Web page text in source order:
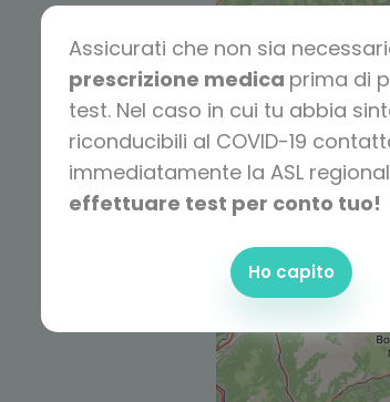
Assicurati che non sia
prescrizione medica prima di
test. Nel caso in cui tu abbia
riconducibili al COVID-19
immediatamente la ASL
effettuare test per conto tuo!
Ho capito